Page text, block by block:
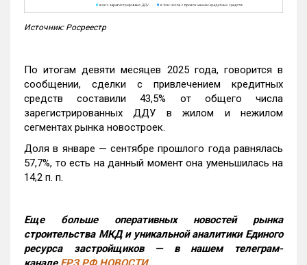
Источник: Росреестр
По итогам девяти месяцев 2025 года, говорится в
сообщении, сделки с привлечением кредитных
средств составили 43,5% от общего числа
зарегистрированных ДДУ в жилом и нежилом
сегментах рынка новостроек.
Доля в январе — сентябре прошлого года равнялась
57,7%, то есть на данный момент она уменьшилась на
14,2 п. п.
Еще больше оперативных новостей рынка
строительства МКД и уникальной аналитики Единого
ресурса застройщиков — в нашем телеграм-